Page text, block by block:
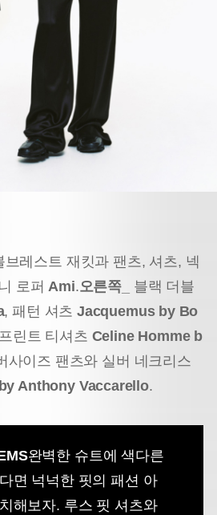
브레스트 재킷과 팬츠, 셔츠, 넥
로퍼 Ami.오른쪽_ 블랙 더블
, 패턴 셔츠 Jacquemus by Bo
린트 티셔츠 Celine Homme b
사이즈 팬츠와 실버 네크리스
Anthony Vaccarello.
완벽한 슈트에 색다른
면 넉넉한 핏의 패션 아
해보자. 루스 핏 셔츠와